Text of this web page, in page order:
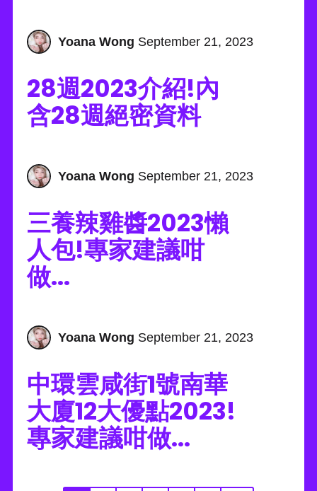
Yoana Wong September 21, 2023
28週2023介紹!內
含28週絕密資料
Yoana Wong September 21, 2023
三養辣雞醬2023懶
人包!專家建議咁
做...
Yoana Wong September 21, 2023
中環雲咸街1號南華
大廈12大優點2023!
專家建議咁做...